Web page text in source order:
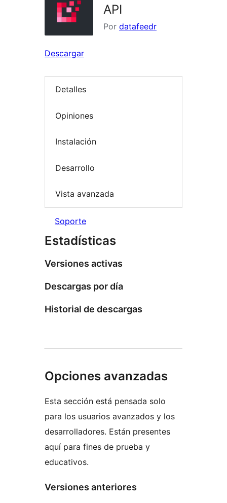
API
Por datafeedr
Descargar
Detalles
Opiniones
Instalación
Desarrollo
Vista avanzada
Soporte
Estadísticas
Versiones activas
Descargas por día
Historial de descargas
Opciones avanzadas
Esta sección está pensada solo
para los usuarios avanzados y los
desarrolladores. Están presentes
aquí para fines de prueba y
educativos.
Versiones anteriores